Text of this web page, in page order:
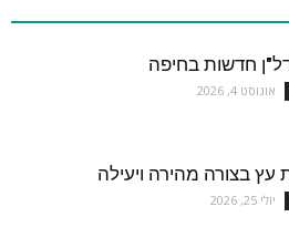
חדשות בחיפה
אוגוסט 4, 2026
עץ בצורה מהירה ויעילה
יולי 25, 2026